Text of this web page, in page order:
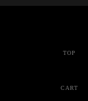
TOP
CART